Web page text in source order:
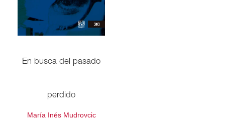
En busca del pasado
perdido
María Inés Mudrovcic